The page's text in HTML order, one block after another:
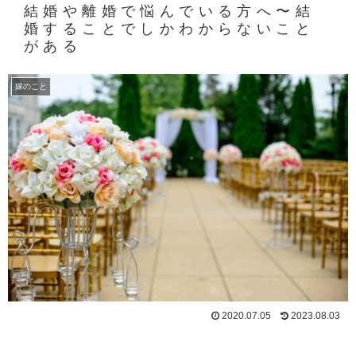
結婚や離婚で悩んでいる方へ〜結
婚することでしかわからないこと
がある
嫁のこと
2020.07.05 2023.08.03